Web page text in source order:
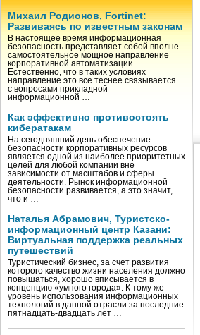
Михаил Родионов, Fortinet:
Развиваясь по известным законам
В настоящее время информационная
безопасность представляет собой вполне
самостоятельное мощное направление
корпоративной автоматизации.
Естественно, что в таких условиях
направление это все теснее связывается
с вопросами прикладной
информационной …
Как эффективно противостоять
кибератакам
На сегодняшний день обеспечение
безопасности корпоративных ресурсов
является одной из наиболее приоритетных
целей для любой компании вне
зависимости от масштабов и сферы
деятельности. Рынок информационной
безопасности развивается, а это значит,
что и …
Наталья Абрамович, Туристско-
информационный центр Казани:
Виртуальная поддержка реальных
путешествий
Туристический бизнес, за счет развития
которого качество жизни населения должно
повышаться, хорошо вписывается в
концепцию «умного города». К тому же
уровень использования информационных
технологий в данной отрасли за последние
пятнадцать-двадцать лет …